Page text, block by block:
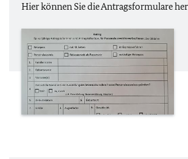
Hier können Sie die Antragsformulare